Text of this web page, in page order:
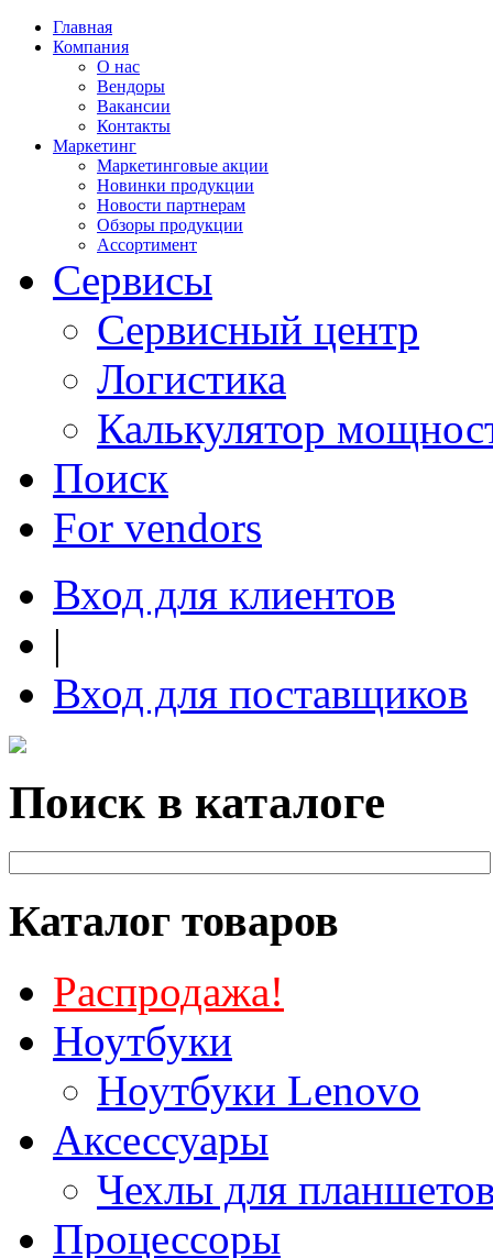
Главная
Компания
О нас
Вендоры
Вакансии
Контакты
Маркетинг
Маркетинговые акции
Новинки продукции
Новости партнерам
Обзоры продукции
Ассортимент
Сервисы
Сервисный центр
Логистика
Калькулятор
Поиск
For vendors
Вход для клиентов
|
Вход для поставщиков
Поиск в каталоге
Каталог товаров
Распродажа!
Ноутбуки
Ноутбуки Lenovo
Аксессуары
Чехлы для
Процессоры